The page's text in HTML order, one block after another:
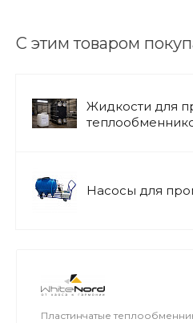
С этим товаром
Жидкости для
Насосы для
Пластинчатые